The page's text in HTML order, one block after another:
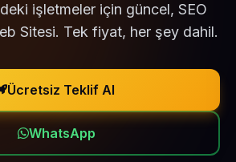
işletmeler için güncel, SEO
Sitesi. Tek fiyat, her şey dahil.
Ücretsiz Teklif Al
WhatsApp